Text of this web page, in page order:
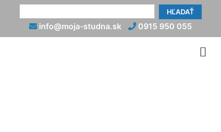
HĽADAŤ
info@moja-studna.sk 0915 950 055